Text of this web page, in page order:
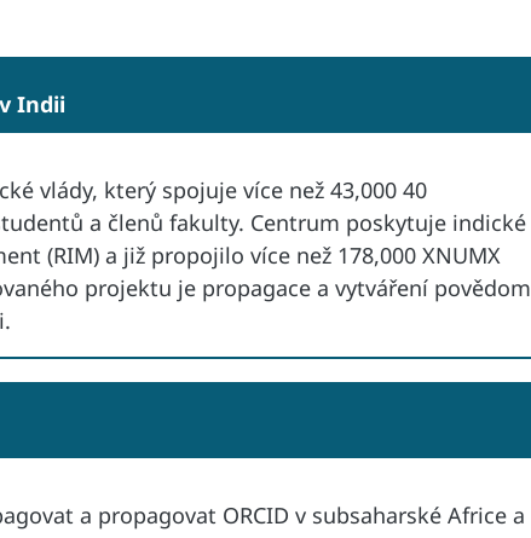
Indii
vlády, který spojuje více než 43,000 40
a členů fakulty. Centrum poskytuje indické
(RIM) a již propojilo více než 178,000 XNUMX
projektu je propagace a vytváření
a propagovat ORCID v subsaharské Africe a